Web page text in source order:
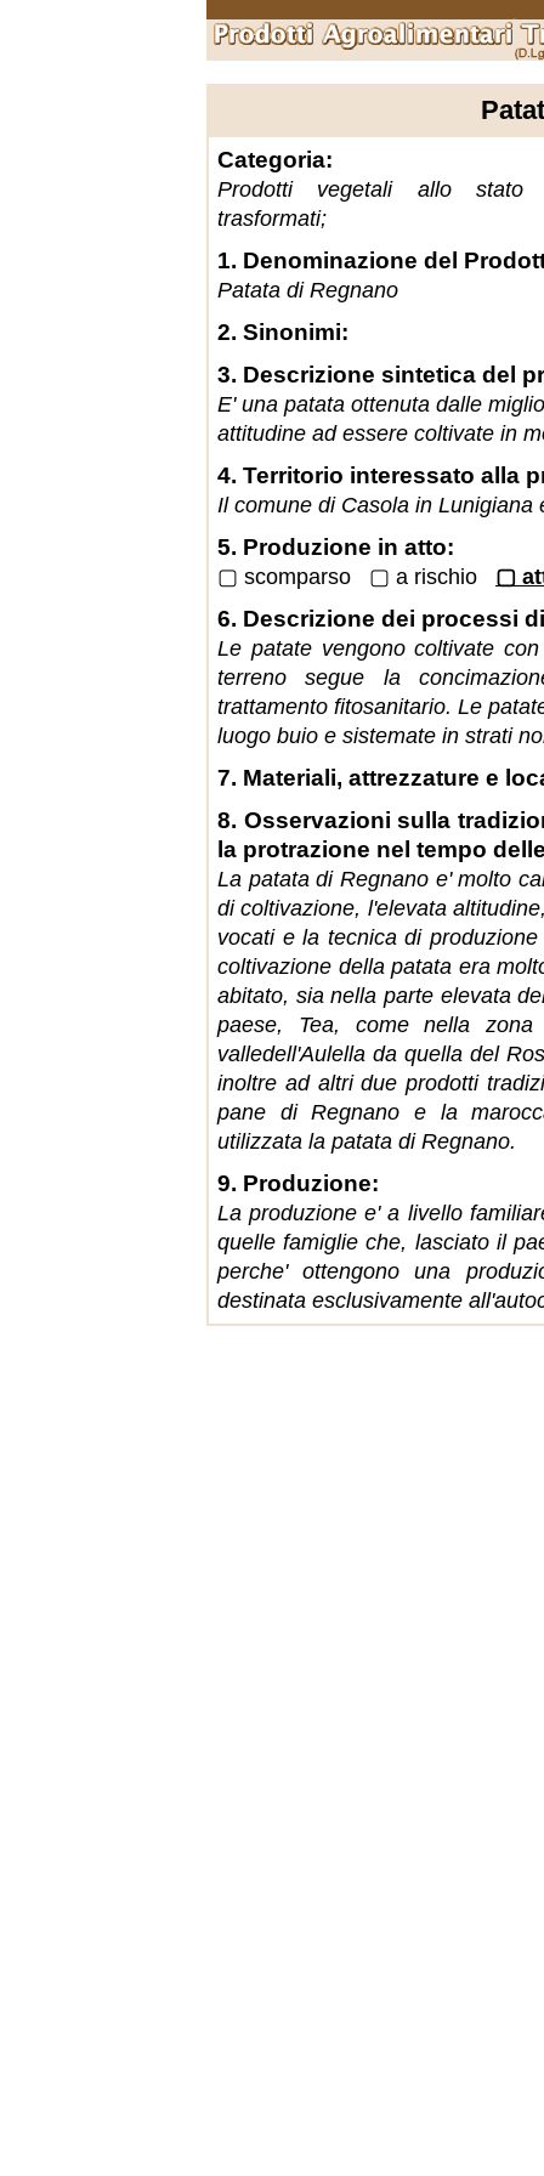
Categoria:
Prodotti vegetali allo stato
trasformati;
1. Denominazione del
Patata di Regnano
2. Sinonimi:
3. Descrizione sintetica del
E' una patata ottenuta dalle
attitudine ad essere coltivate in
4. Territorio interessato alla
Il comune di Casola in
5. Produzione in atto:
▢ scomparso ▢ a rischio ▢
6. Descrizione dei processi
Le patate vengono coltivate
terreno segue la
trattamento fitosanitario. Le
luogo buio e sistemate in strati
7. Materiali, attrezzature e
8. Osservazioni sulla
la protrazione nel tempo
La patata di Regnano e' molto
di coltivazione, l'elevata
vocati e la tecnica di
coltivazione della patata era
abitato, sia nella parte elevata
paese, Tea, come nella
valledell'Aulella da quella del
inoltre ad altri due prodotti
pane di Regnano e la
utilizzata la patata di Regnano.
9. Produzione:
La produzione e' a livello
quelle famiglie che, lasciato il
perche' ottengono una
destinata esclusivamente